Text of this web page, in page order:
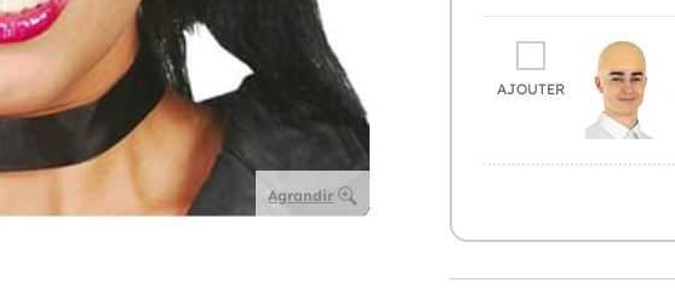
Agrandir
AJOUTER